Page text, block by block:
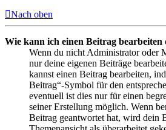
Nach oben
Wie kann ich einen Beitrag bearbeiten
Wenn du nicht Administrator oder
nur deine eigenen Beiträge
kannst einen Beitrag bearbeiten,
Beitrag“-Symbol für den
eventuell ist dies nur für einen
seiner Erstellung möglich. Wenn
Beitrag geantwortet hat, wird dein